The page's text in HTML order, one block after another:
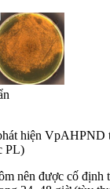
hiện VpAHPND
PL)
nên được cố định